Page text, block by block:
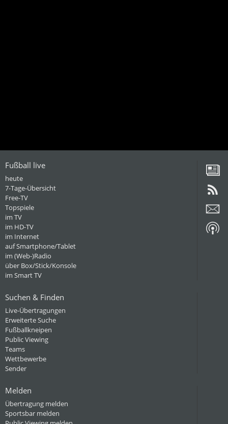
Fußball live
heute
7-Tage-Übersicht
Free-TV
Topspiele
im TV
im HD-TV
im Internet
auf Smartphone/Tablet
im (Web-)Radio
über Box/Stick/Konsole
im Smart TV
Suchen & Finden
Live-Übertragungen
Erweiterte Suche
Fußballkneipen
Public Viewing
Teams
Wettbewerbe
Sender
Melden
Übertragung melden
Sportsbar melden